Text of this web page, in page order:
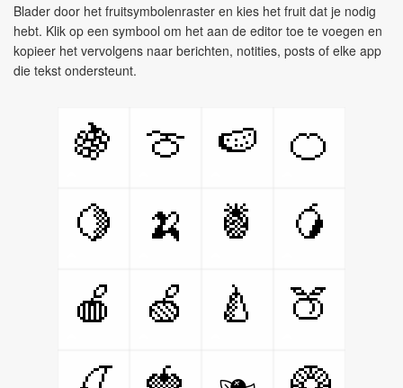
Blader door het fruitsymbolenraster en kies het fruit dat je nodig
hebt. Klik op een symbool om het aan de editor toe te voegen en
kopieer het vervolgens naar berichten, notities, posts of elke app
die tekst ondersteunt.
🍇 🍈 🍉
🍊
🍋
🍌 🍍
🥭
🍎
🍏 🍐
🍑